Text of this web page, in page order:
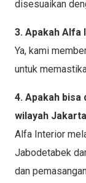
disesuaikan
3. Apakah
Ya, kami
untuk
4. Apakah bisa
wilayah
Alfa Interior
Jabodetabek
dan